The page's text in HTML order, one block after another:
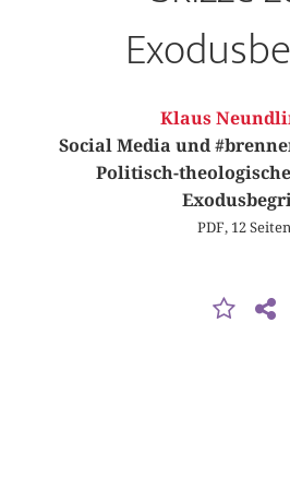
Klaus
Social Media und
Politisch-
PDF, 12 Seiten